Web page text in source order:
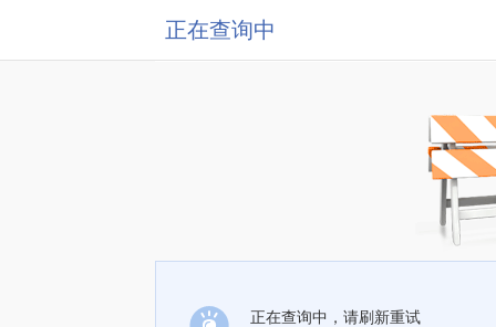
正在查询中
正在查询中，请刷新重试